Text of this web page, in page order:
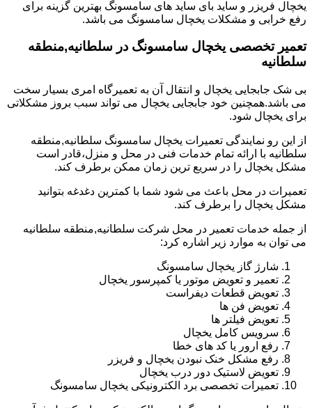
یخچال فریزر و ساید بای ساید های سامسونگ بهترین گزینه برای
رفع خرابی و مشکلات یخچال سامسونگ می باشد.
تعمیر تخصصی یخچال سامسونگ در سلطانیه,منطقه
سلطانیه
بی شک جابجایی یخچال و انتقال آن به تعمیرگاه امری بسیار سخت
می باشد.همچنین خود جابجایی یخچال می تواند سبب بروز مشکلاتی
برای یخچال شود.
از این رو نمایندگی تعمیرات یخچال سامسونگ سلطانیه,منطقه
سلطانیه با ارائه تمام خدمات فنی در محل و منزل،قادر است
مشکل یخچال را در سریع ترین زمان ممکن برطرف کند.
تعمیرات در محل باعث می شود شما با کمترین دغدغه بتوانید
مشکل یخچال را برطرف کند.
از جمله خدمات تعمیر در محل شرکت سلطانیه,منطقه سلطانیه
می توان به موارد زیر اشاره کرد:
شارژ گاز یخچال سامسونگ
تعمیر و تعویض موتور یا کمپرسور یخچال
تعویض قطعات دیفراست
تعویض فن ها
تعویض فیلتر ها
سرویس کامل یخچال
رفع ارور یا کد های خطا
رفع مشکل خنک نبودن یخچال و فریزر
تعویض لاستیک دور درب یخچال
تعمیرات تخصصی برد الکترونیکی یخچال سامسونگ